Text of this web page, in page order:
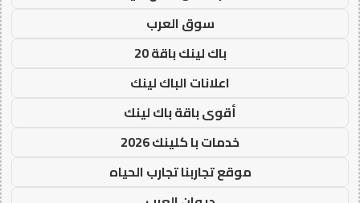
سوق العرب
باك لينك باقة 20
اعلانات الباك لينك
أقوى باقة باك لينك
خدمات با كلينك 2026
موقع تجاربنا تجارب الحياه